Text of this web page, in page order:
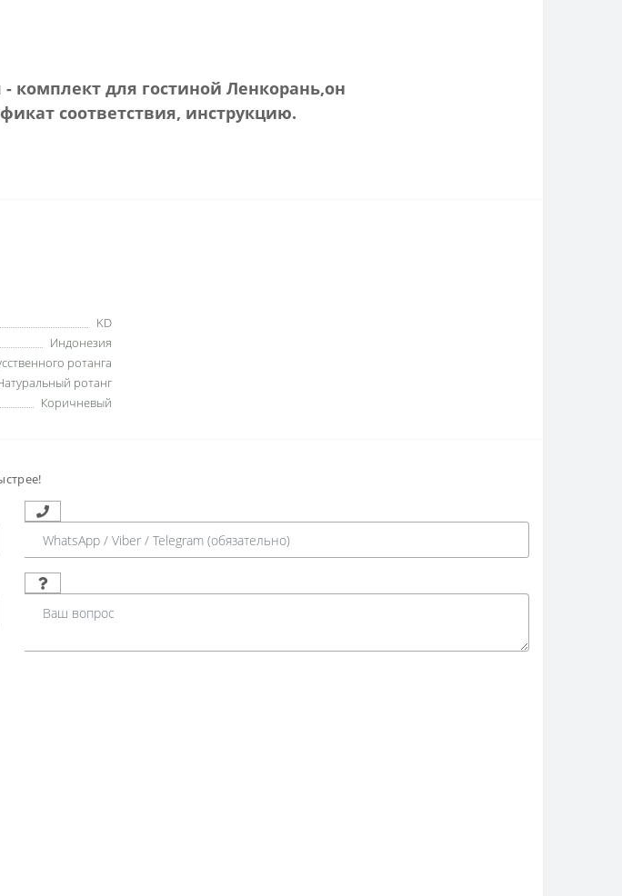
комплект для гостиной Ленкорань,он
соответствия, инструкцию.
KD
Индонезия
ротанга
ротанг
Коричневый